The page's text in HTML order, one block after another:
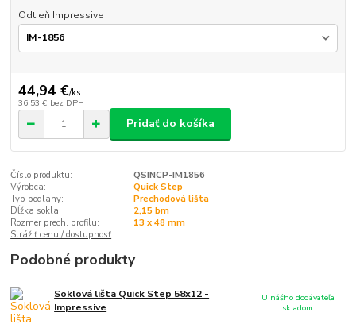
Odtieň Impressive
44,94 €/ks
36,53 € bez DPH
Pridať do košíka
Číslo produktu:
QSINCP-IM1856
Výrobca:
Quick Step
Typ podlahy:
Prechodová lišta
Dĺžka sokla:
2,15 bm
Rozmer prech. profilu:
13 x 48 mm
Strážiť cenu / dostupnosť
Podobné produkty
Soklová lišta Quick Step 58x12 -
Impressive
U nášho dodávateľa
skladom